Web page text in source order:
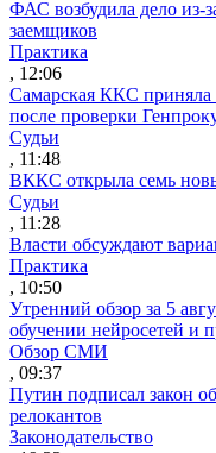
ФАС возбудила дело из-
заемщиков
Практика
, 12:06
Самарская ККС приняла
после проверки
Судьи
, 11:48
ВККС открыла семь
Судьи
, 11:28
Власти обсуждают
Практика
, 10:50
Утренний обзор за 5
обучении нейросетей и
Обзор СМИ
, 09:37
Путин подписал закон
релокантов
Законодательство